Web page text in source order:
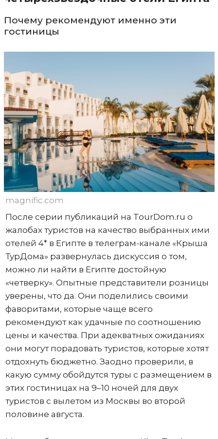
Почему рекомендуют именно эти
гостиницы
magnific.com
После серии публикаций на TourDom.ru о
жалобах туристов на качество выбранных ими
отелей 4* в Египте в телеграм-канале «Крыша
ТурДома» развернулась дискуссия о том,
можно ли найти в Египте достойную
«четверку». Опытные представители розницы
уверены, что да. Они поделились своими
фаворитами, которые чаще всего
рекомендуют как удачные по соотношению
цены и качества. При адекватных ожиданиях
они могут порадовать туристов, которые хотят
отдохнуть бюджетно. Заодно проверили, в
какую сумму обойдутся туры с размещением в
этих гостиницах на 9–10 ночей для двух
туристов с вылетом из Москвы во второй
половине августа.